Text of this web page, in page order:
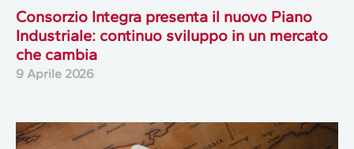
Consorzio Integra presenta il nuovo Piano
Industriale: continuo sviluppo in un mercato
che cambia
9 Aprile 2026